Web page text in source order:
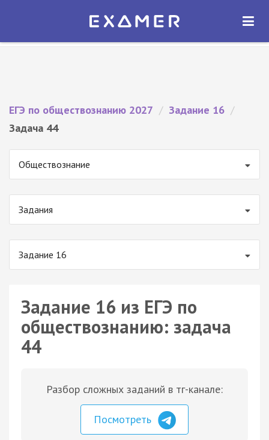
Экзамер — ЕГЭ 2027
ОТКРЫТЬ
ЕГЭ по обществознанию 2027 / Задание 16 /
Задача 44
Обществознание
Задания
Задание 16
Задание 16 из ЕГЭ по
обществознанию: задача
44
Разбор сложных заданий в тг-канале:
Посмотреть